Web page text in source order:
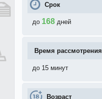
Срок
до 168 дней
Время рассмотрения
до 15 минут
Возраст